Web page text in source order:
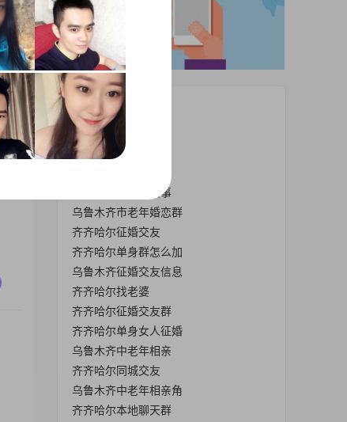
热门栏目
齐市征婚男
齐齐哈尔市征婚交友
齐河老年人征婚启事
乌鲁木齐市老年婚恋群
齐齐哈尔征婚交友
齐齐哈尔单身群怎么加
乌鲁木齐征婚交友信息
齐齐哈尔找老婆
齐齐哈尔征婚交友群
齐齐哈尔单身女人征婚
乌鲁木齐中老年相亲
齐齐哈尔同城交友
乌鲁木齐中老年相亲角
齐齐哈尔本地聊天群